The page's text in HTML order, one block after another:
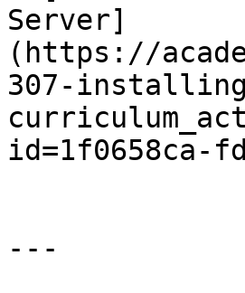
Server]
(https://
307-
id=1f0658ca-
---